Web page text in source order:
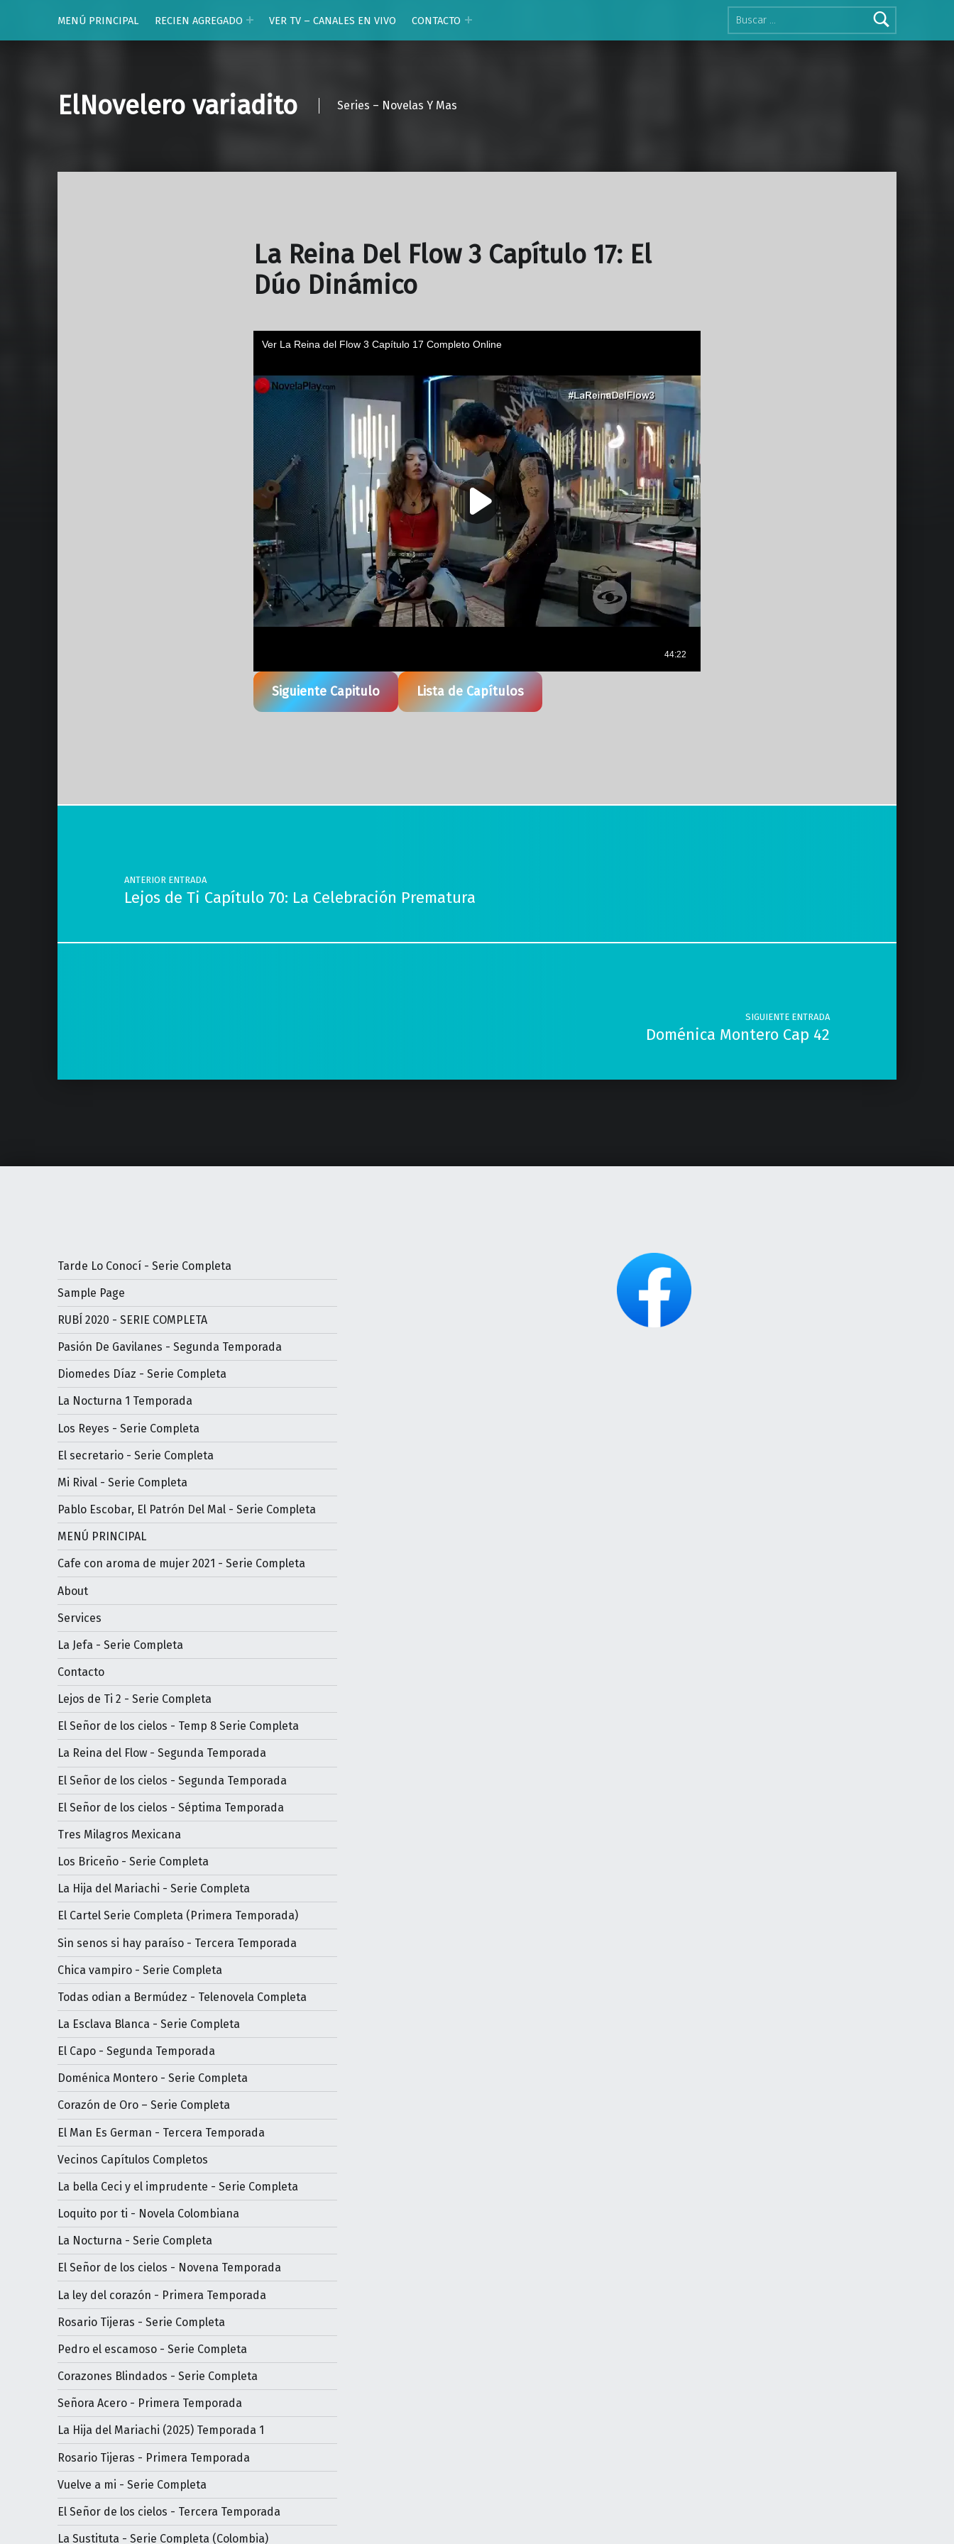
Buscar:
MENÚ PRINCIPAL
RECIEN AGREGADO VER TV – CANALES EN VIVO CONTACTO
ElNovelero variadito Series – Novelas Y Mas
La Reina Del Flow 3 Capítulo 17: El
Dúo Dinámico
Siguiente Capitulo Lista de Capítulos
Navegación de entradas
ANTERIOR ENTRADA
Lejos de Ti Capítulo 70: La Celebración Prematura
SIGUIENTE ENTRADA
Doménica Montero Cap 42
Tarde Lo Conocí - Serie Completa
Sample Page
RUBÍ 2020 - SERIE COMPLETA
Pasión De Gavilanes - Segunda Temporada
Diomedes Díaz - Serie Completa
La Nocturna 1 Temporada
Los Reyes - Serie Completa
El secretario - Serie Completa
Mi Rival - Serie Completa
Pablo Escobar, El Patrón Del Mal - Serie Completa
MENÚ PRINCIPAL
Cafe con aroma de mujer 2021 - Serie Completa
About
Services
La Jefa - Serie Completa
Contacto
Lejos de Ti 2 - Serie Completa
El Señor de los cielos - Temp 8 Serie Completa
La Reina del Flow - Segunda Temporada
El Señor de los cielos - Segunda Temporada
El Señor de los cielos - Séptima Temporada
Tres Milagros Mexicana
Los Briceño - Serie Completa
La Hija del Mariachi - Serie Completa
El Cartel Serie Completa (Primera Temporada)
Sin senos si hay paraíso - Tercera Temporada
Chica vampiro - Serie Completa
Todas odian a Bermúdez - Telenovela Completa
La Esclava Blanca - Serie Completa
El Capo - Segunda Temporada
Doménica Montero - Serie Completa
Corazón de Oro – Serie Completa
El Man Es German - Tercera Temporada
Vecinos Capítulos Completos
La bella Ceci y el imprudente - Serie Completa
Loquito por ti - Novela Colombiana
La Nocturna - Serie Completa
El Señor de los cielos - Novena Temporada
La ley del corazón - Primera Temporada
Rosario Tijeras - Serie Completa
Pedro el escamoso - Serie Completa
Corazones Blindados - Serie Completa
Señora Acero - Primera Temporada
La Hija del Mariachi (2025) Temporada 1
Rosario Tijeras - Primera Temporada
Vuelve a mi - Serie Completa
El Señor de los cielos - Tercera Temporada
La Sustituta - Serie Completa (Colombia)